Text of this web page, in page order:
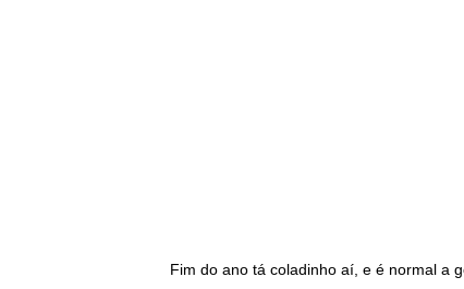
Fim do ano tá coladinho aí, e é normal a